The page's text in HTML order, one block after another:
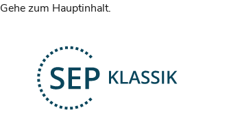
Gehe zum Hauptinhalt.